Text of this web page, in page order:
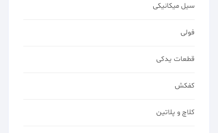
سیل میکانیکی
فولی
قطعات یدکی
کفکش
کلاچ و پلاتین